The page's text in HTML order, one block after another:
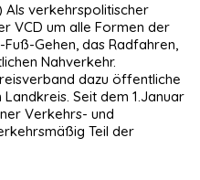
Als verkehrspolitischer
VCD um alle Formen der
Gehen, das Radfahren,
Nahverkehr.
dazu öffentliche
Seit dem 1.Januar
Verkehrs- und
Teil der